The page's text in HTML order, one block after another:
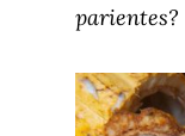
parientes?